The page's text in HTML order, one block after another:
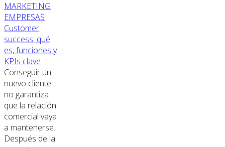
MARKETING
EMPRESAS
Customer
success: qué
es, funciones y
KPIs clave
Conseguir un
nuevo cliente
no garantiza
que la relación
comercial vaya
a mantenerse.
Después de la